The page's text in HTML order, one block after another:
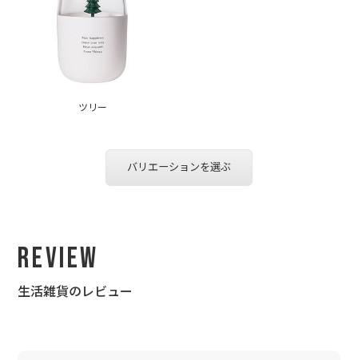
ツリー
バリエーションを選ぶ
Review
生活雑貨のレビュー